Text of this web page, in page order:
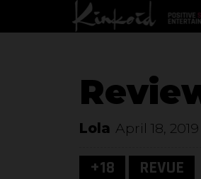
Lola April 18, 2019
+18 REVUE